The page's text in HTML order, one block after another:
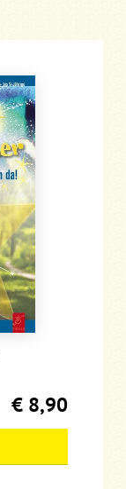
€ 8,90